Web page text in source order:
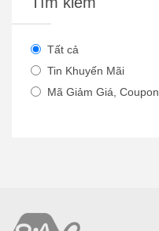
Tất cả
Tin Khuyến Mãi
Mã Giảm Giá, Coupon